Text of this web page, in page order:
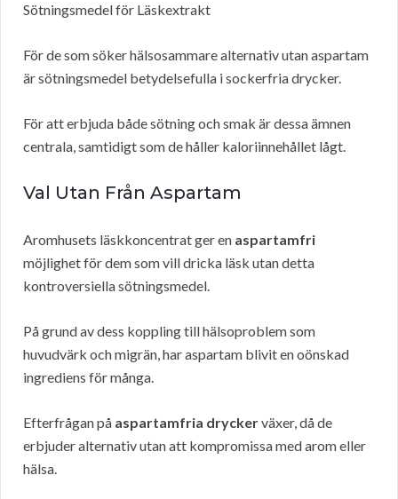
Sötningsmedel för Läskextrakt
För de som söker hälsosammare alternativ utan aspartam
är sötningsmedel betydelsefulla i sockerfria drycker.
För att erbjuda både sötning och smak är dessa ämnen
centrala, samtidigt som de håller kaloriinnehållet lågt.
Val Utan Från Aspartam
Aromhusets läskkoncentrat ger en aspartamfri
möjlighet för dem som vill dricka läsk utan detta
kontroversiella sötningsmedel.
På grund av dess koppling till hälsoproblem som
huvudvärk och migrän, har aspartam blivit en oönskad
ingrediens för många.
Efterfrågan på aspartamfria dryckerväxer, då de
erbjuder alternativ utan att kompromissa med arom eller
hälsa.